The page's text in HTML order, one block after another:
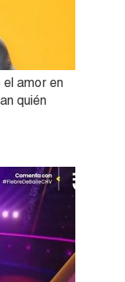
amor en
quién